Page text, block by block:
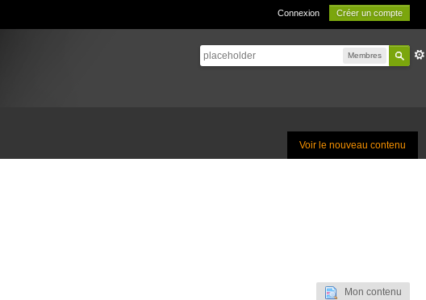
Connexion Créer un compte
Membres
Voir le nouveau contenu
Mon contenu